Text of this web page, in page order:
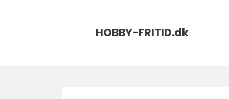
HOBBY-FRITID.dk